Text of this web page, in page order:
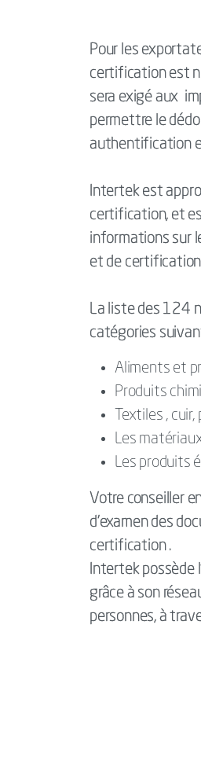
Pour les
certification est
sera exigé aux
permettre le
authentification
Intertek est
certification, et
informations sur
et de
La liste des 124
catégories
Aliments et
Produits
Textiles ,
Les
Les produits
Votre conseiller
d'examen des
certification .
Intertek possède
grâce à son
personnes, à